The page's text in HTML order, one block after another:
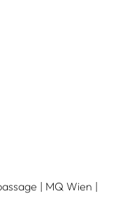
| MQ Wien |